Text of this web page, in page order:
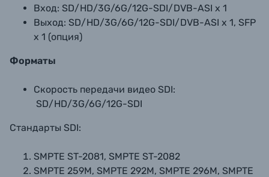
Вход: SD/HD/3G/6G/12G-SDI/DVB-ASI x 1
Выход: SD/HD/3G/6G/12G-SDI/DVB-ASI x 1, SFP
x 1 (опция)
Форматы
Скорость передачи видео SDI:
SD/HD/3G/6G/12G-SDI
Стандарты SDI:
SMPTE ST-2081, SMPTE ST-2082
SMPTE 259M, SMPTE 292M, SMPTE 296M, SMPTE